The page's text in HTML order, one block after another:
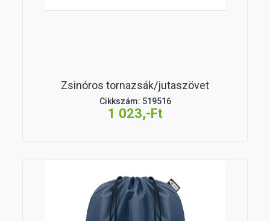
Zsinóros tornazsák/jutaszövet
Cikkszám: 519516
1 023,-Ft